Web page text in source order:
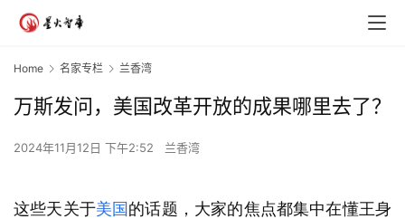
Home 名家专栏 兰香湾
万斯发问，美国改革开放的成果哪里去了？
2024年11月12日 下午2:52 兰香湾
这些天关于美国 的话题，大家的焦点都集中在懂王身